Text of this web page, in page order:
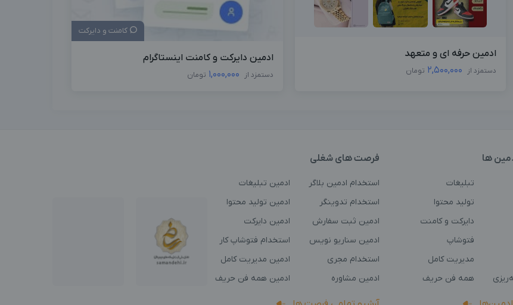
ادمین حرفه ای و متعهد
دستمزد از 2,500,000 تومان
کامنت و دایرکت
ادمین دایرکت و کامنت اینستاگرام
دستمزد از 1,000,000 تومان
ها
تبلیغات
تولید محتوا
دایرکت و کامنت
فتوشاپ
مدیریت کامل
همه فن حریف
فرصت های شغلی
استخدام ادمین بلاگر
ادمین تبلیغات
استخدام تدوینگر
ادمین تولید محتوا
ادمین ثبت سفارش
ادمین دایرکت
ادمین سناریو نویس
استخدام فتوشاپ کار
استخدام مجری
ادمین مدیریت کامل
ادمین مشاوره
ادمین همه فن حریف